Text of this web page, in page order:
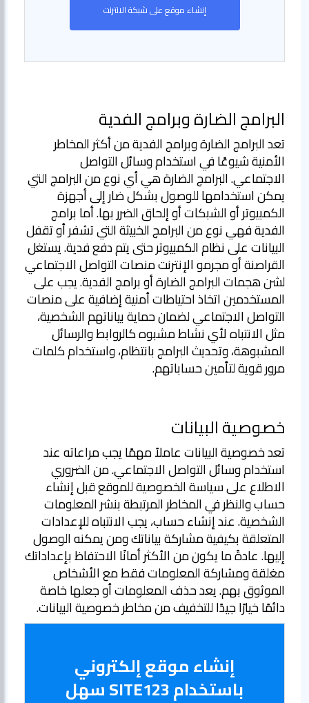
إنشاء موقع على شبكة الانترنت
البرامج الضارة وبرامج الفدية
تعد البرامج الضارة وبرامج الفدية من أكثر المخاطر
الأمنية شيوعًا في استخدام وسائل التواصل
الاجتماعي. البرامج الضارة هي أي نوع من البرامج التي
يمكن استخدامها للوصول بشكل ضار إلى أجهزة
الكمبيوتر أو الشبكات أو إلحاق الضرر بها. أما برامج
الفدية فهي نوع من البرامج الخبيثة التي تشفر أو تقفل
البيانات على نظام الكمبيوتر حتى يتم دفع فدية. يستغل
القراصنة أو مجرمو الإنترنت منصات التواصل الاجتماعي
لشن هجمات البرامج الضارة أو برامج الفدية. يجب على
المستخدمين اتخاذ احتياطات أمنية إضافية على منصات
التواصل الاجتماعي لضمان حماية بياناتهم الشخصية،
مثل الانتباه لأي نشاط مشبوه كالروابط والرسائل
المشبوهة، وتحديث البرامج بانتظام، واستخدام كلمات
مرور قوية لتأمين حساباتهم.
خصوصية البيانات
تعد خصوصية البيانات عاملاً مهمًا يجب مراعاته عند
استخدام وسائل التواصل الاجتماعي. من الضروري
الاطلاع على سياسة الخصوصية للموقع قبل إنشاء
حساب والنظر في المخاطر المرتبطة بنشر المعلومات
الشخصية. عند إنشاء حساب، يجب الانتباه للإعدادات
المتعلقة بكيفية مشاركة بياناتك ومن يمكنه الوصول
إليها. عادةً ما يكون من الأكثر أمانًا الاحتفاظ بإعداداتك
مغلقة ومشاركة المعلومات فقط مع الأشخاص
الموثوق بهم. يعد حذف المعلومات أو جعلها خاصة
دائمًا خيارًا جيدًا للتخفيف من مخاطر خصوصية البيانات.
إنشاء موقع إلكتروني
باستخدام SITE123 سهل